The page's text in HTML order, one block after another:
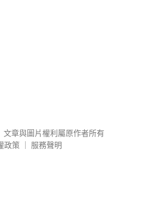
文章與圖片權利屬原作者所有
政策
服務聲明